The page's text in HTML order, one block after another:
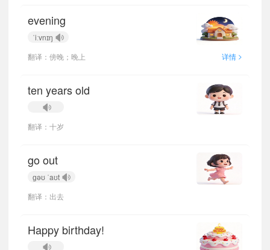
evening
ˈiːvnɪŋ
翻译：傍晚；晚上
详情 >
ten years old
翻译：十岁
go out
ɡəʊ ˈaʊt
翻译：出去
Happy birthday!
正在学习
小宝168817